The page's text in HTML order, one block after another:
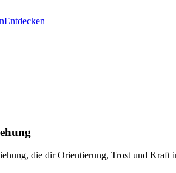
Entdecken
die dir Orientierung, Trost und Kraft